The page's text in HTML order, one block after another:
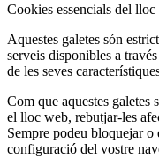
Cookies essencials del
Aquestes galetes són
serveis disponibles a
de les seves
Com que aquestes galetes
el lloc web, rebutjar-les
Sempre podeu bloquejar
configuració del vostre